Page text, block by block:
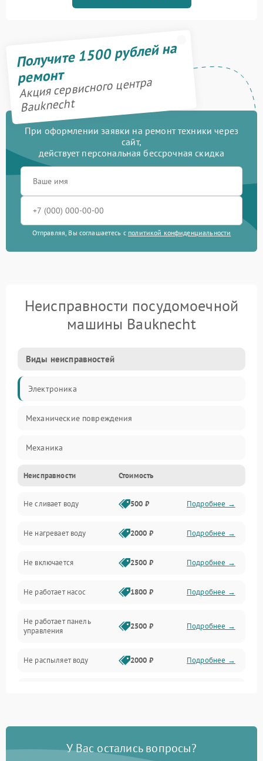
Получите 1500 рублей на
ремонт
Акция сервисного центра
Bauknecht
При оформлении заявки на ремонт техники через
сайт,
действует персональная бессрочная скидка
Отправляя, Вы соглашаетесь с политикой конфиденциальности
Неисправности посудомоечной
машины Bauknecht
Виды неисправностей
Электроника
Механические повреждения
Механика
Управление
Электропитание
Датчики
Нагрев
Вода
Гигиена
Программное обеспечение
Неисправности Стоимость
Не сливает воду 500 ₽ Подробнее →
Не нагревает воду 2000 ₽ Подробнее →
Не включается 2500 ₽ Подробнее →
Не работает насос 1800 ₽ Подробнее →
Не работает панель
управления
2500 ₽ Подробнее →
Не распыляет воду 2000 ₽ Подробнее →
Проблемы с набором
У Вас остались вопросы?